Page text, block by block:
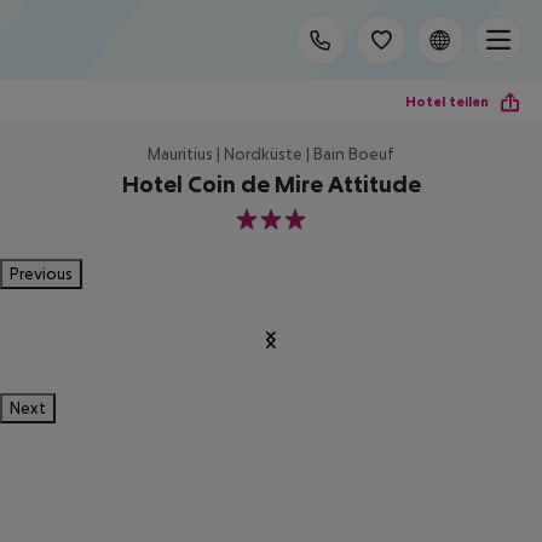
Hotel teilen
Mauritius | Nordküste | Bain Boeuf
Hotel Coin de Mire Attitude
3
Previous
Next